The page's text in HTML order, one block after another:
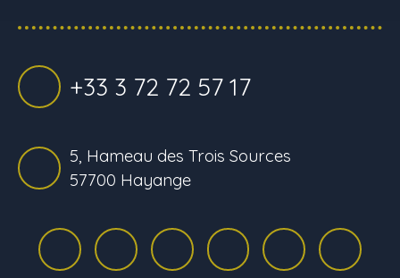
+33 3 72 72 57 17
5, Hameau des Trois Sources
57700 Hayange